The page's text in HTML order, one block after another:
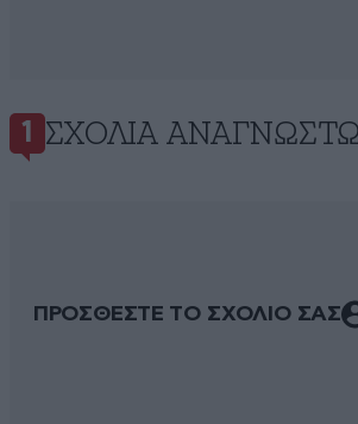
1 ΣΧΌΛΙΑ
ΠΡΟΣΘΕΣΤΕ ΤΟ ΣΧΟΛΙΟ ΣΑΣ